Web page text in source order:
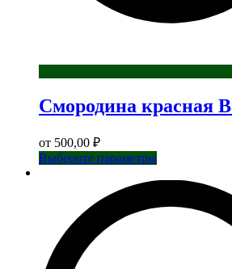
Смородина красная
от 500,00 ₽
Выберите параметрыЭтот
вариаций.